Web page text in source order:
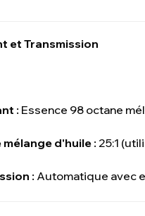
et Transmission
: Essence 98 octane
mélange d'huile : 25:1
: Automatique avec